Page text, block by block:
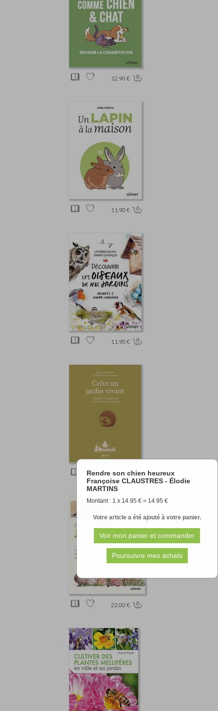
Rendre son chien heureux
Françoise CLAUSTRES - Élodie
MARTINS
Montant : 1 x 14.95 € = 14.95 €
Votre article a été ajouté à votre panier.
12.90 €
11.90 €
11.90 €
16.90 €
22.00 €